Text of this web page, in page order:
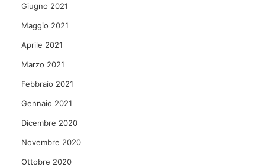
Giugno 2021
Maggio 2021
Aprile 2021
Marzo 2021
Febbraio 2021
Gennaio 2021
Dicembre 2020
Novembre 2020
Ottobre 2020